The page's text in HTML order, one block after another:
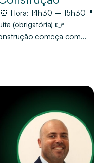
Hora: 14h30 – 15h30📍
(obrigatória) 👉
começa com...